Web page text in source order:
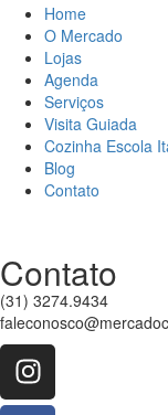
Home
O Mercado
Lojas
Agenda
Serviços
Visita Guiada
Cozinha Escola
Blog
Contato
Contato
(31) 3274.9434